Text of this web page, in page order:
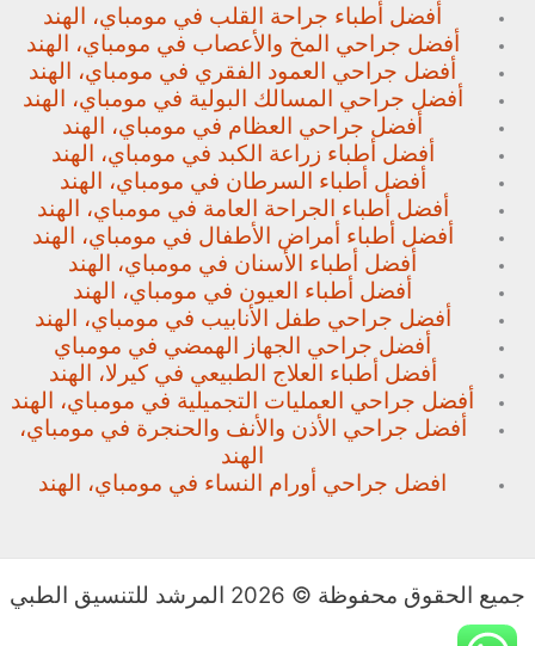
أفضل أطباء جراحة القلب في مومباي، الهند
أفضل جراحي المخ والأعصاب في مومباي، الهند
أفضل جراحي العمود الفقري في مومباي، الهند
أفضل جراحي المسالك البولية في مومباي، الهند
أفضل جراحي العظام في مومباي، الهند
أفضل أطباء زراعة الكبد في مومباي، الهند
أفضل أطباء السرطان في مومباي، الهند
أفضل أطباء الجراحة العامة في مومباي، الهند
أفضل أطباء أمراض الأطفال في مومباي، الهند
أفضل أطباء الأسنان في مومباي، الهند
أفضل أطباء العيون في مومباي، الهند
أفضل جراحي طفل الأنابيب في مومباي، الهند
أفضل جراحي الجهاز الهمضي في مومباي
أفضل أطباء العلاج الطبيعي في كيرلا، الهند
أفضل جراحي العمليات التجميلية في مومباي، الهند
أفضل جراحي الأذن والأنف والحنجرة في مومباي،
الهند
افضل جراحي أورام النساء في مومباي، الهند
جميع الحقوق محفوظة © 2026 المرشد للتنسيق الطبي